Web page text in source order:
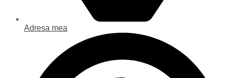
Adresa mea